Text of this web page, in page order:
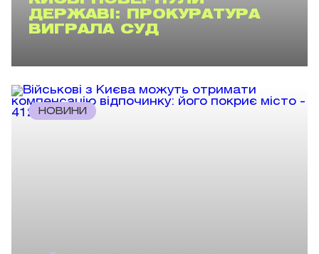
ДЕРЖАВІ: ПРОКУРАТУРА
ВИГРАЛА СУД
НОВИНИ